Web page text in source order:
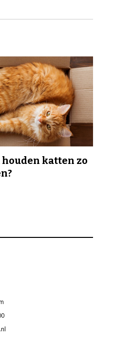
katten zo